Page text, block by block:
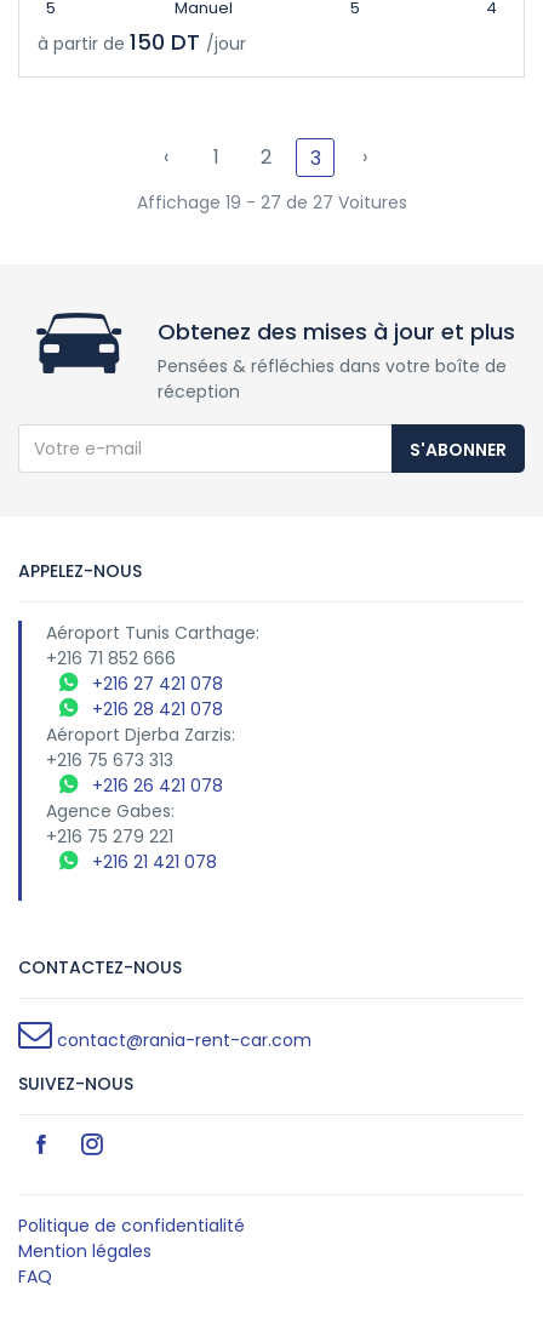
5 Manuel 5 4
à partir de 150 DT /jour
‹ 1 2 3 ›
Affichage 19 - 27 de 27 Voitures
Obtenez des mises à jour et plus
Pensées & réfléchies dans votre boîte de
réception
S'ABONNER
APPELEZ-NOUS
Aéroport Tunis Carthage:
+216 71 852 666
+216 27 421 078
+216 28 421 078
Aéroport Djerba Zarzis:
+216 75 673 313
+216 26 421 078
Agence Gabes:
+216 75 279 221
+216 21 421 078
CONTACTEZ-NOUS
contact@rania-rent-car.com
SUIVEZ-NOUS
Politique de confidentialité
Mention légales
FAQ